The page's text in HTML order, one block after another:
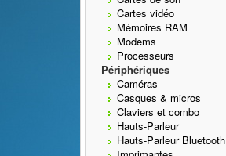
Cartes vidéo
Mémoires RAM
Modems
Processeurs
Périphériques
Caméras
Casques & micros
Claviers et combo
Hauts-Parleur
Hauts-Parleur Bluetooth